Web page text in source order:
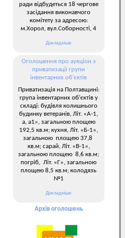
ради відбудеться 18 чергове
засідання виконавчого
комітету за адресою:
м.Хорол, вул.Соборності, 4
Докладніше
Оголошення про аукціон з
приватизації групи
інвентарних об’єктів
Приватизація на Полтавщині:
група інвентарних об’єктів у
складі: будівля колишнього
будинку ветеранів, Літ. «А-1,
а, а1», загальною площею
192,5 кв.м; кухня, Літ. «Б-1»,
загальною площею 37,8
кв.м; сарай, Літ. «В-1»,
загальною площею 8,6 кв.м;
погріб, Літ. «Г», загальною
площею 8,5 кв.м; колодязь
№1
Докладніше
Архів оголошень